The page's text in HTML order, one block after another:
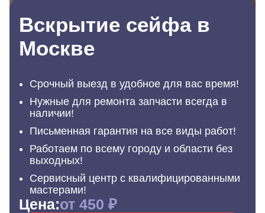
Вскрытие сейфа в
Москве
Срочный выезд в удобное для вас время!
Нужные для ремонта запчасти всегда в
наличии!
Письменная гарантия на все виды работ!
Работаем по всему городу и области без
выходных!
Сервисный центр с квалифицированными
мастерами!
Цена:от 450 ₽